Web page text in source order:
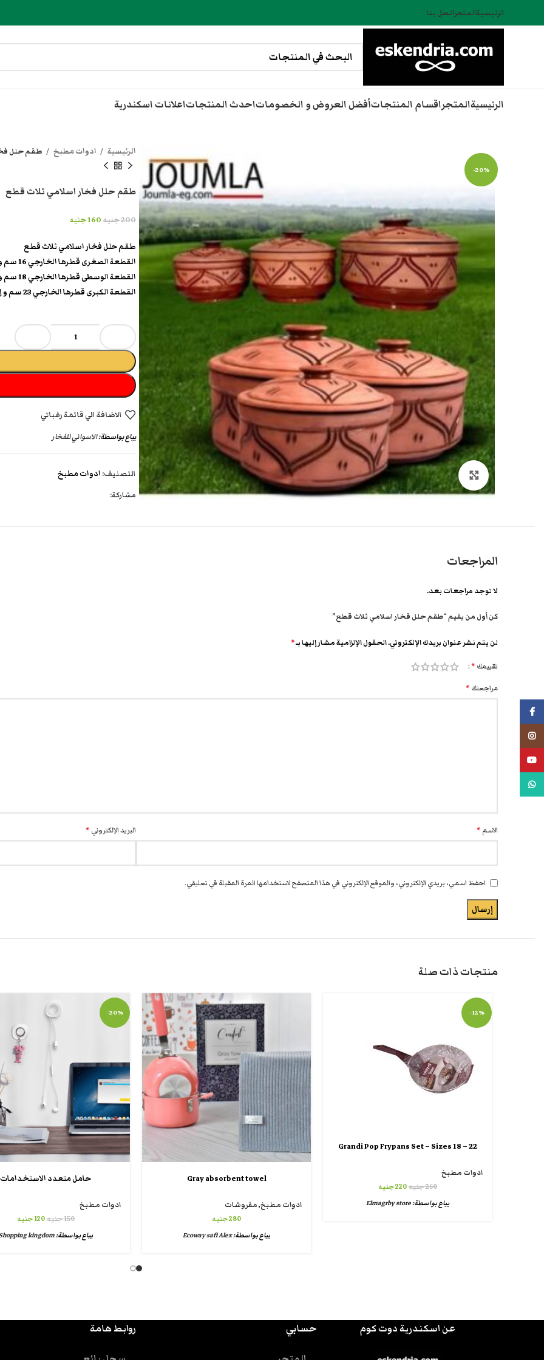
الرئيسيةالمتجراتصل بنا
الرئيسيةالمتجراقسام المنتجاتأفضل العروض و الخصوماتاحدث المنتجاتاعلانات اسكندرية
-20%
انقر هنا لتكبير الصورة
الرئيسية ادوات مطبخ طقم حلل
طقم حلل فخار اسلامي ثلاث قطع
200جنيه 160جنيه
طقم حلل فخار اسلامي ثلاث قطع
القطعة الصغرى قطرها الخارجي 16 سم و إرتفاعها الخارجي 8 سم
القطعة الوسطى قطرها الخارجي 18 سم و إرتفاعها الخارجي 10 سم
القطعة الكبرى قطرها الخارجي 23 سم و إرتفاعها الخارجي 11 سم
الاضافة الي قائمة رغباتي
يباع بواسطة:الاسواني للفخار
التصنيف: ادوات مطبخ
مشاركة:
المراجعات
لا توجد مراجعات بعد.
كن أول من يقيم “طقم حلل فخار اسلامي ثلاث قطع”
لن يتم نشر عنوان بريدك الإلكتروني.الحقول الإلزامية مشار إليها بـ*
تقييمك *
مراجعتك *
الاسم * البريد الإلكتروني *
احفظ اسمي، بريدي الإلكتروني، والموقع الإلكتروني في هذا المتصفح لاستخدامها المرة المقبلة في تعليقي.
منتجات ذات صلة
-12%
Grandi Pop Frypans Set – Sizes 18 – 22
ادوات مطبخ
250جنيه220جنيه
يباع بواسطة:Elmagrby store
Gray absorbent towel
ادوات مطبخ,مفروشات
280جنيه
يباع بواسطة:Ecoway safi Alex
-20%
حامل متعدد الاستخدامات
ادوات مطبخ
150جنيه120 جنيه
يباع بواسطة:kingdom
عن اسكندرية دوت كوم حسابي روابط هامة